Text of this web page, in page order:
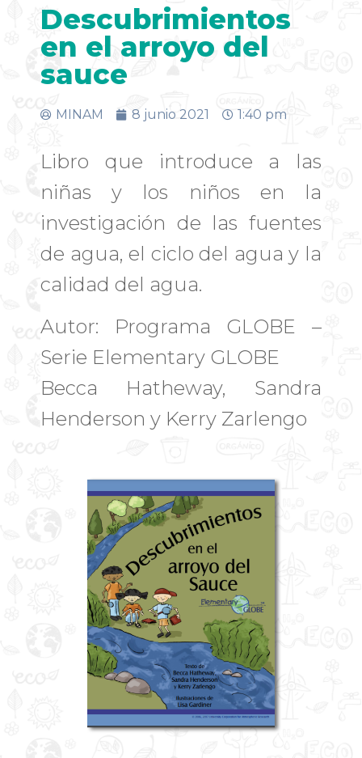
Descubrimientos
en el arroyo del
sauce
MINAM 8 junio 2021 1:40 pm
Libro que introduce a las
niñas y los niños en la
investigación de las fuentes
de agua, el ciclo del agua y la
calidad del agua.
Autor: Programa GLOBE –
Serie Elementary GLOBE
Becca Hatheway, Sandra
Henderson y Kerry Zarlengo